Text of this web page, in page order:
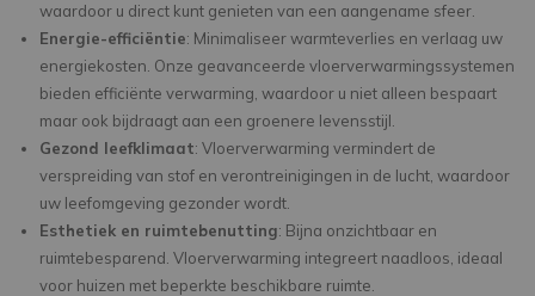
waardoor u direct kunt genieten van een aangename sfeer.
Energie-efficiëntie: Minimaliseer warmteverlies en verlaag uw
energiekosten. Onze geavanceerde vloerverwarmingssystemen
bieden efficiënte verwarming, waardoor u niet alleen bespaart
maar ook bijdraagt aan een groenere levensstijl.
Gezond leefklimaat: Vloerverwarming vermindert de
verspreiding van stof en verontreinigingen in de lucht, waardoor
uw leefomgeving gezonder wordt.
Esthetiek en ruimtebenutting: Bijna onzichtbaar en
ruimtebesparend. Vloerverwarming integreert naadloos, ideaal
voor huizen met beperkte beschikbare ruimte.